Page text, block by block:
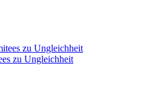
zu Ungleichheit